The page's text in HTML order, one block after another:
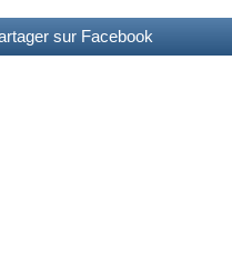
sur Facebook